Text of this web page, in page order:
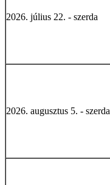
2026. július 22. - szerda
2026. augusztus 5. - szerda